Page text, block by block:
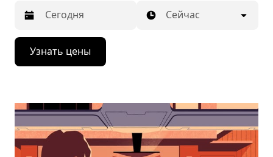
Нажмите
стрелку
вниз,
календарю
выбрать
дату.
Чтобы
Сейчас
Узнать цены